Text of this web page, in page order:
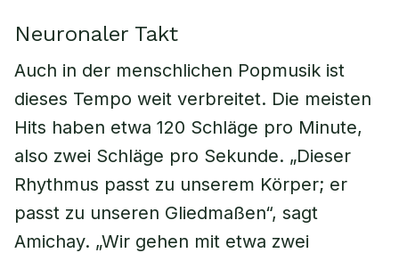
Neuronaler Takt
Auch in der menschlichen Popmusik ist
dieses Tempo weit verbreitet. Die meisten
Hits haben etwa 120 Schläge pro Minute,
also zwei Schläge pro Sekunde. „Dieser
Rhythmus passt zu unserem Körper; er
passt zu unseren Gliedmaßen“, sagt
Amichay. „Wir gehen mit etwa zwei